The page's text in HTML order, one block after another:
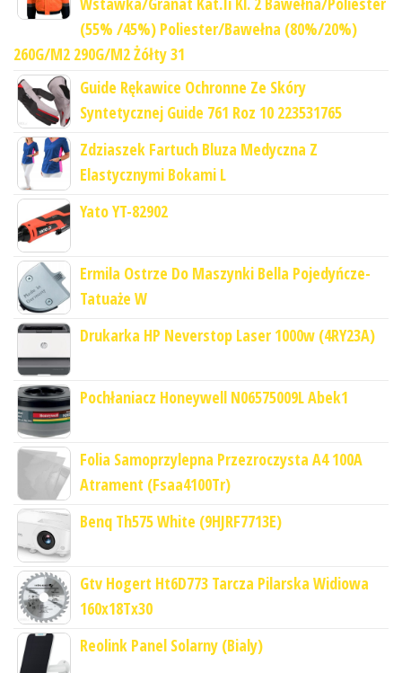
(55% /45%) Poliester/Bawełna (80%/20%)
260G/M2 290G/M2 Żółty 31
Guide Rękawice Ochronne Ze Skóry
Syntetycznej Guide 761 Roz 10 223531765
Zdziaszek Fartuch Bluza Medyczna Z
Elastycznymi Bokami L
Yato YT-82902
Ermila Ostrze Do Maszynki Bella Pojedyńcze-
Tatuaże W
Drukarka HP Neverstop Laser 1000w (4RY23A)
Pochłaniacz Honeywell N06575009L Abek1
Folia Samoprzylepna Przezroczysta A4 100A
Atrament (Fsaa4100Tr)
Benq Th575 White (9HJRF7713E)
Gtv Hogert Ht6D773 Tarcza Pilarska Widiowa
160x18Tx30
Reolink Panel Solarny (Bialy)